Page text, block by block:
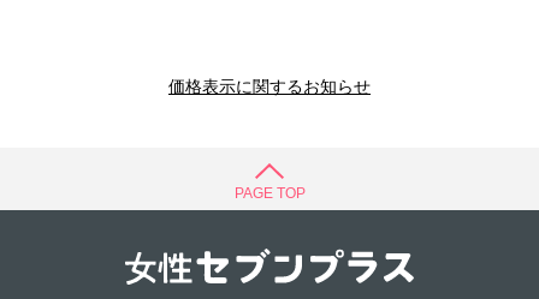
価格表示に関するお知らせ
PAGE TOP